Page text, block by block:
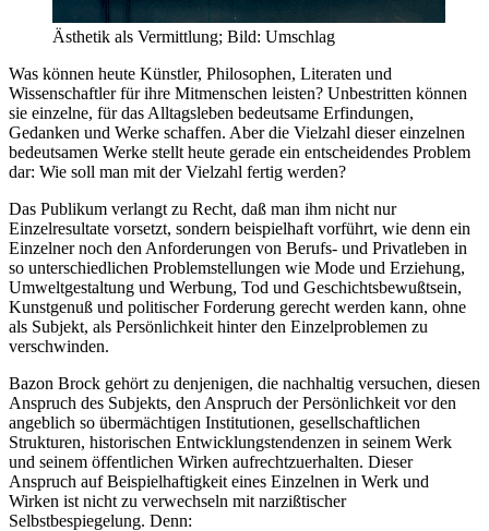
Ästhetik als Vermittlung; Bild: Umschlag
Was können heute Künstler, Philosophen, Literaten und
Wissenschaftler für ihre Mitmenschen leisten? Unbestritten können
sie einzelne, für das Alltagsleben bedeutsame Erfindungen,
Gedanken und Werke schaffen. Aber die Vielzahl dieser einzelnen
bedeutsamen Werke stellt heute gerade ein entscheidendes Problem
dar: Wie soll man mit der Vielzahl fertig werden?
Das Publikum verlangt zu Recht, daß man ihm nicht nur
Einzelresultate vorsetzt, sondern beispielhaft vorführt, wie denn ein
Einzelner noch den Anforderungen von Berufs- und Privatleben in
so unterschiedlichen Problemstellungen wie Mode und Erziehung,
Umweltgestaltung und Werbung, Tod und Geschichtsbewußtsein,
Kunstgenuß und politischer Forderung gerecht werden kann, ohne
als Subjekt, als Persönlichkeit hinter den Einzelproblemen zu
verschwinden.
Bazon Brock gehört zu denjenigen, die nachhaltig versuchen, diesen
Anspruch des Subjekts, den Anspruch der Persönlichkeit vor den
angeblich so übermächtigen Institutionen, gesellschaftlichen
Strukturen, historischen Entwicklungstendenzen in seinem Werk
und seinem öffentlichen Wirken aufrechtzuerhalten. Dieser
Anspruch auf Beispielhaftigkeit eines Einzelnen in Werk und
Wirken ist nicht zu verwechseln mit narzißtischer
Selbstbespiegelung. Denn: